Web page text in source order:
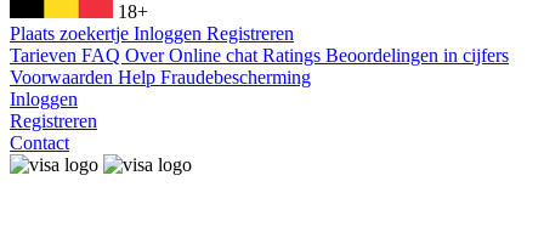
18+
Plaats zoekertje Inloggen Registreren
Tarieven FAQ OverOnline chat Ratings Beoordelingen in cijfers
Voorwaarden Help Fraudebescherming
Inloggen
Registreren
Contact